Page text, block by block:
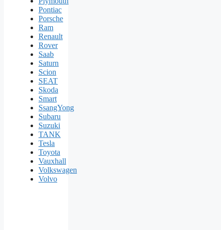
Pontiac
Porsche
Ram
Renault
Rover
Saab
Saturn
Scion
SEAT
Skoda
Smart
SsangYong
Subaru
Suzuki
TANK
Tesla
Toyota
Vauxhall
Volkswagen
Volvo